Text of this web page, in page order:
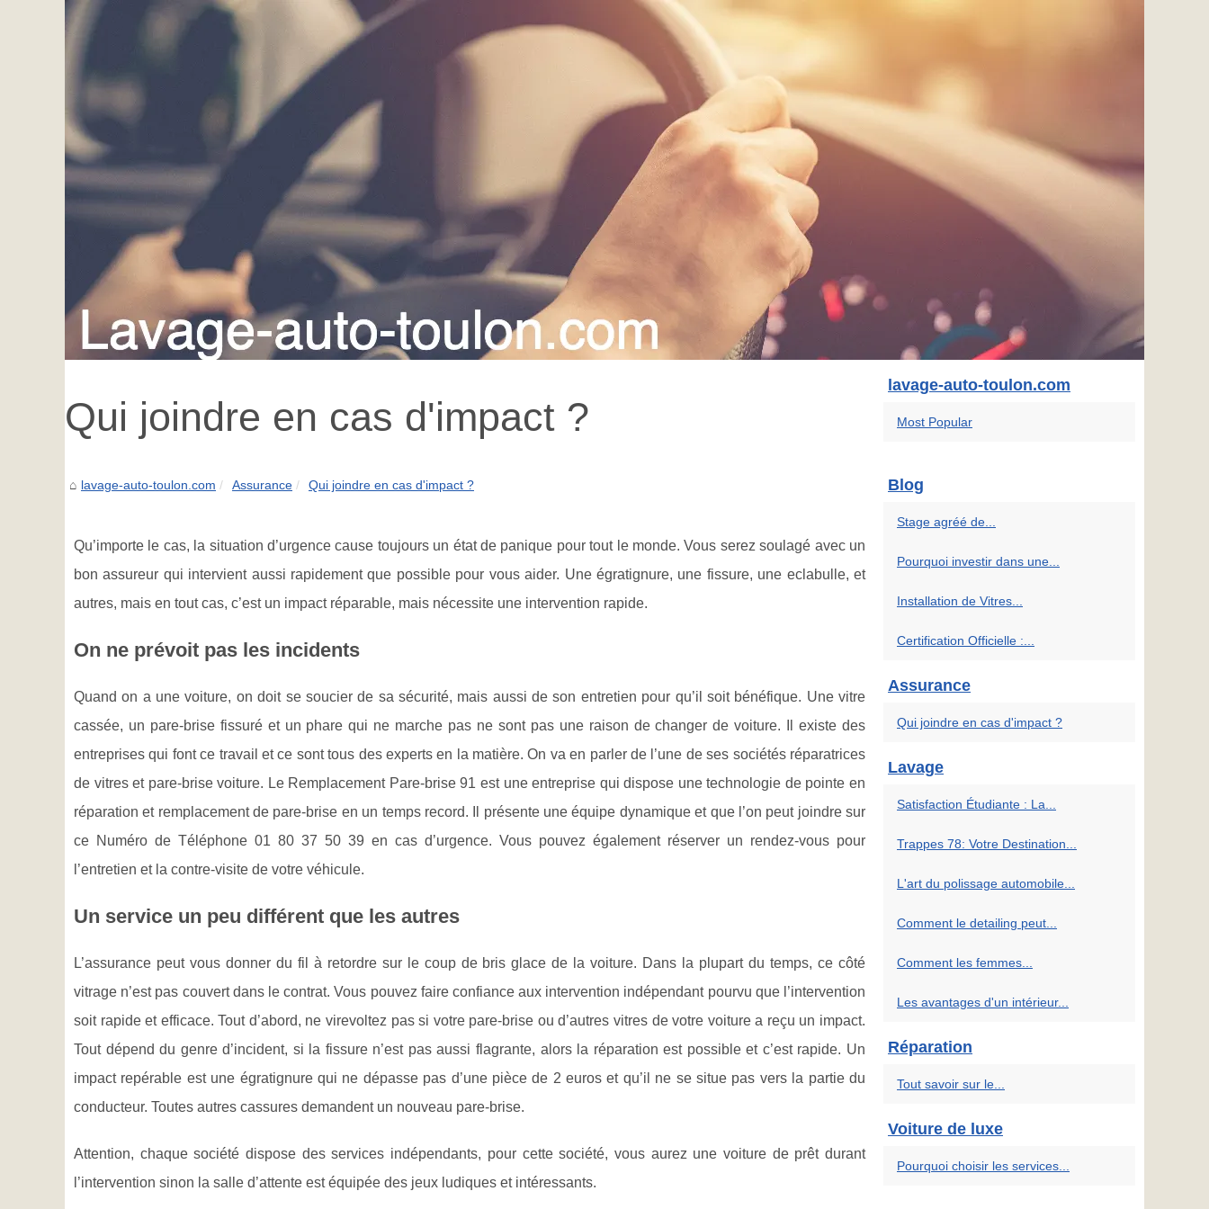
Qui joindre en cas d'impact ?
lavage-auto-toulon.com Assurance Qui joindre en cas d'impact ?
Qu’importe le cas, la situation d’urgence cause toujours un état de panique pour tout le monde. Vous serez soulagé avec un
bon assureur qui intervient aussi rapidement que possible pour vous aider. Une égratignure, une fissure, une eclabulle, et
autres, mais en tout cas, c’est un impact réparable, mais nécessite une intervention rapide.
On ne prévoit pas les incidents
Quand on a une voiture, on doit se soucier de sa sécurité, mais aussi de son entretien pour qu’il soit bénéfique. Une vitre
cassée, un pare-brise fissuré et un phare qui ne marche pas ne sont pas une raison de changer de voiture. Il existe des
entreprises qui font ce travail et ce sont tous des experts en la matière. On va en parler de l’une de ses sociétés réparatrices
de vitres et pare-brise voiture. Le Remplacement Pare-brise 91 est une entreprise qui dispose une technologie de pointe en
réparation et remplacement de pare-brise en un temps record. Il présente une équipe dynamique et que l’on peut joindre sur
ce Numéro de Téléphone 01 80 37 50 39 en cas d’urgence. Vous pouvez également réserver un rendez-vous pour
l’entretien et la contre-visite de votre véhicule.
Un service un peu différent que les autres
L’assurance peut vous donner du fil à retordre sur le coup de bris glace de la voiture. Dans la plupart du temps, ce côté
vitrage n’est pas couvert dans le contrat. Vous pouvez faire confiance aux intervention indépendant pourvu que l’intervention
soit rapide et efficace. Tout d’abord, ne virevoltez pas si votre pare-brise ou d’autres vitres de votre voiture a reçu un impact.
Tout dépend du genre d’incident, si la fissure n’est pas aussi flagrante, alors la réparation est possible et c’est rapide. Un
impact repérable est une égratignure qui ne dépasse pas d’une pièce de 2 euros et qu’il ne se situe pas vers la partie du
conducteur. Toutes autres cassures demandent un nouveau pare-brise.
Attention, chaque société dispose des services indépendants, pour cette société, vous aurez une voiture de prêt durant
l’intervention sinon la salle d’attente est équipée des jeux ludiques et intéressants.
lavage-auto-toulon.com
Most Popular
Blog
Stage agréé de...
Pourquoi investir dans une...
Installation de Vitres...
Certification Officielle :...
Assurance
Qui joindre en cas d'impact ?
Lavage
Satisfaction Étudiante : La...
Trappes 78: Votre Destination...
L'art du polissage automobile...
Comment le detailing peut...
Comment les femmes...
Les avantages d'un intérieur...
Réparation
Tout savoir sur le...
Voiture de luxe
Pourquoi choisir les services...